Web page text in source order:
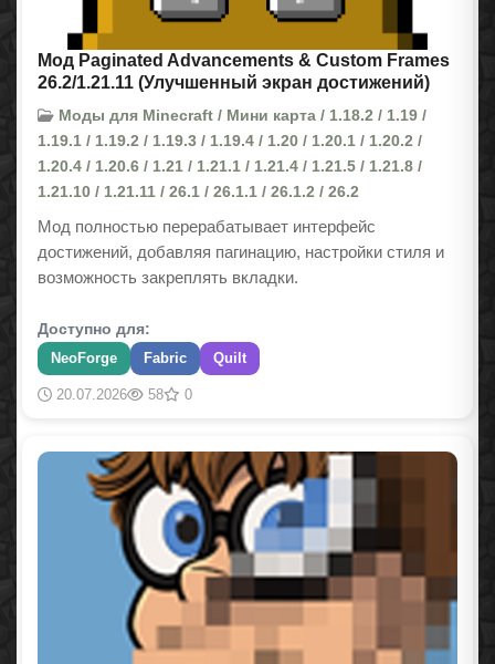
Мод Paginated Advancements & Custom Frames
26.2/1.21.11 (Улучшенный экран достижений)
Моды для Minecraft / Мини карта / 1.18.2 / 1.19 /
1.19.1 / 1.19.2 / 1.19.3 / 1.19.4 / 1.20 / 1.20.1 / 1.20.2 /
1.20.4 / 1.20.6 / 1.21 / 1.21.1 / 1.21.4 / 1.21.5 / 1.21.8 /
1.21.10 / 1.21.11 / 26.1 / 26.1.1 / 26.1.2 / 26.2
Мод полностью перерабатывает интерфейс
достижений, добавляя пагинацию, настройки стиля и
возможность закреплять вкладки.
Доступно для:
NeoForge Fabric Quilt
20.07.2026 58 0